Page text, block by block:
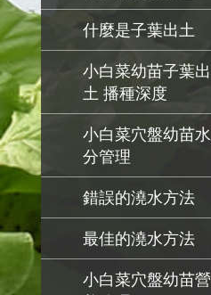
什麼是子葉出土
小白菜幼苗子葉出
土 播種深度
小白菜穴盤幼苗水
分管理
錯誤的澆水方法
最佳的澆水方法
小白菜穴盤幼苗營